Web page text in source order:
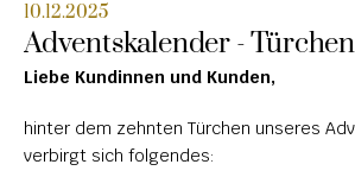
KOLUMBARIEN
BREITSTEINE
LIEGESTEINE
10.12.2025
Adventskalender -
Liebe Kundinnen und Kunden,
hinter dem zehnten Türchen unseres
verbirgt sich folgendes: